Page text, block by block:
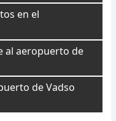
en el
al aeropuerto de
de Vadso